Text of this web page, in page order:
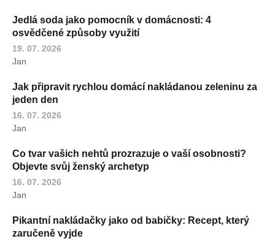
Jedlá soda jako pomocník v domácnosti: 4
osvědčené způsoby využití
19. 07. 2026
Jan
Jak připravit rychlou domácí nakládanou zeleninu za
jeden den
16. 07. 2026
Jan
Co tvar vašich nehtů prozrazuje o vaší osobnosti?
Objevte svůj ženský archetyp
16. 07. 2026
Jan
Pikantní nakládačky jako od babičky: Recept, který
zaručeně vyjde